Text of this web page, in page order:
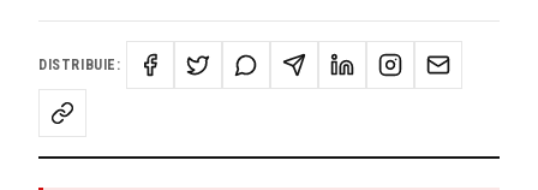
DISTRIBUIE: